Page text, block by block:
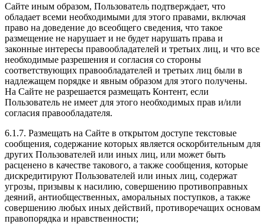
Сайте иным образом, Пользователь подтверждает, что
обладает всеми необходимыми для этого правами, включая
право на доведение до всеобщего сведения, что такое
размещение не нарушает и не будет нарушать права и
законные интересы правообладателей и третьих лиц, и что все
необходимые разрешения и согласия со стороны
соответствующих правообладателей и третьих лиц были в
надлежащем порядке и явным образом для этого получены.
На Сайте не разрешается размещать Контент, если
Пользователь не имеет для этого необходимых прав и/или
согласия правообладателя.
6.1.7. Размещать на Сайте в открытом доступе текстовые
сообщения, содержание которых является оскорбительным для
других Пользователей или иных лиц, или может быть
расценено в качестве такового, а также сообщения, которые
дискредитируют Пользователей или иных лиц, содержат
угрозы, призывы к насилию, совершению противоправных
деяний, антиобщественных, аморальных поступков, а также
совершению любых иных действий, противоречащих основам
правопорядка и нравственности;